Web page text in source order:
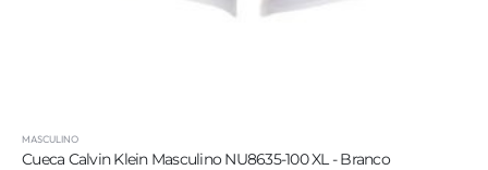
MASCULINO
Cueca Calvin Klein Masculino NU8635-100 XL - Branco